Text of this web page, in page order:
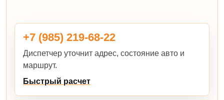
+7 (985) 219-68-22
Диспетчер уточнит адрес, состояние авто и
маршрут.
Быстрый расчет